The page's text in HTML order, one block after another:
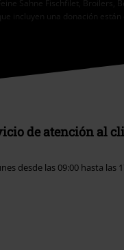
Sahne Fischfilet, Broilers,
incluyen una donación están
de atención al
desde las 09:00 hasta las